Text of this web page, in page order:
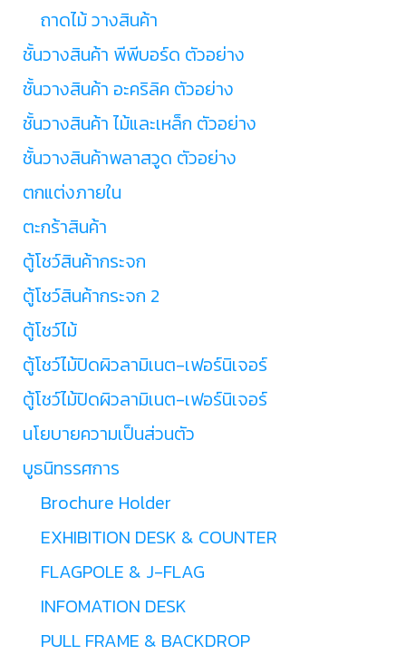
ถาดไม้ วางสินค้า
ชั้นวางสินค้า พีพีบอร์ด ตัวอย่าง
ชั้นวางสินค้า อะคริลิค ตัวอย่าง
ชั้นวางสินค้า ไม้และเหล็ก ตัวอย่าง
ชั้นวางสินค้าพลาสวูด ตัวอย่าง
ตกแต่งภายใน
ตะกร้าสินค้า
ตู้โชว์สินค้ากระจก
ตู้โชว์สินค้ากระจก 2
ตู้โชว์ไม้
ตู้โชว์ไม้ปิดผิวลามิเนต-เฟอร์นิเจอร์
ตู้โชว์ไม้ปิดผิวลามิเนต-เฟอร์นิเจอร์
นโยบายความเป็นส่วนตัว
บูธนิทรรศการ
Brochure Holder
EXHIBITION DESK & COUNTER
FLAGPOLE & J-FLAG
INFOMATION DESK
PULL FRAME & BACKDROP